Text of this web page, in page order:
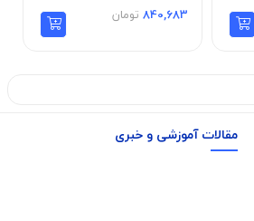
840,683 تومان
مقالات آموزشی و خبری